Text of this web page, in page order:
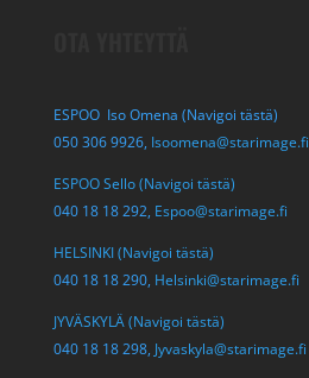
ESPOO Iso Omena (Navigoi tästä)
050 306 9926, Isoomena@starimage.fi
ESPOO Sello (Navigoi tästä)
040 18 18 292, Espoo@starimage.fi
HELSINKI (Navigoi tästä)
040 18 18 290, Helsinki@starimage.fi
JYVÄSKYLÄ (Navigoi tästä)
040 18 18 298, Jyvaskyla@starimage.fi